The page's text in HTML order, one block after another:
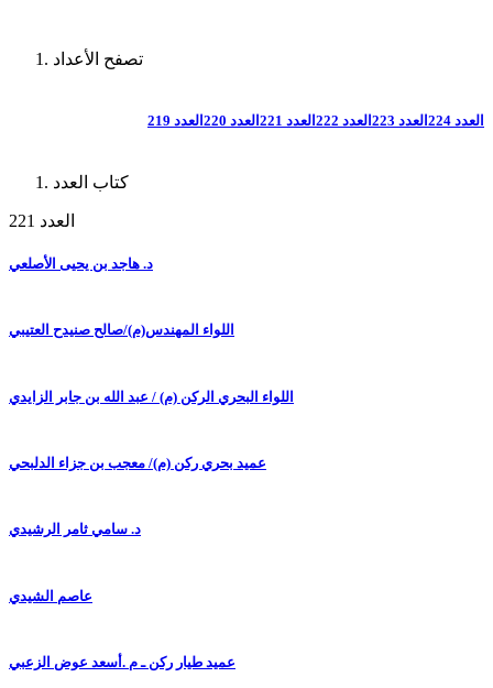
تصفح الأعداد
العدد 224 العدد 223 العدد 222 العدد 221 العدد 220 العدد 219
كتاب العدد
العدد 221
د. هاجد بن يحيى الأصلعي
اللواء المهندس(م)/صالح صنيدح العتيبي
اللواء البحري الركن (م) / عبد الله بن جابر الزايدي
عميد بحري ركن (م)/ معجب بن جزاء الدلبحي
د. سامي ثامر الرشيدي
عاصم الشيدي
عميد طيار ركن ـ م .أسعد عوض الزعبي